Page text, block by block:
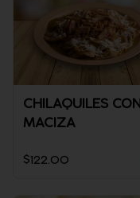
CHILAQUILES CON
MACIZA
$122.00